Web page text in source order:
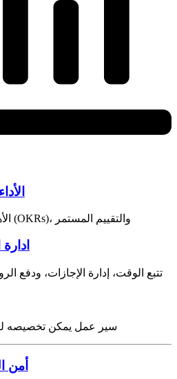
الأهداف والنتائج الرئيسية (OKRs)، والتقييم المستمر
تتبع الوقت، إدارة الإجازات، ودفع
سير عمل يمكن تخصيصه
أمن